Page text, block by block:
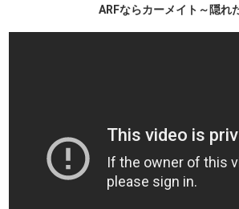
ARFならカーメイト～隠れ